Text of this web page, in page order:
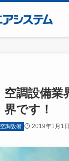
空調設備業
界です！
空調設備 2019年1月1日